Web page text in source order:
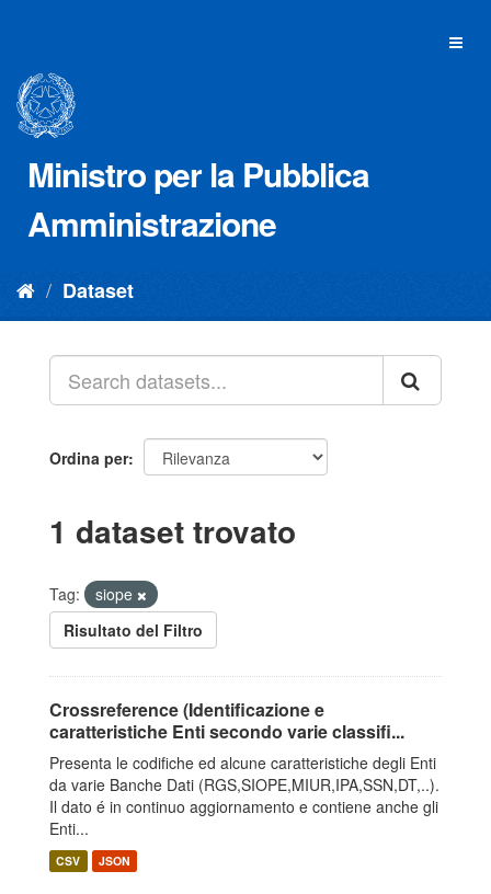
Ministro per la Pubblica
Amministrazione
Dataset
Ordina per
1 dataset trovato
Tag:
siope
Risultato del Filtro
Crossreference (Identificazione e
caratteristiche Enti secondo varie classifi...
Presenta le codifiche ed alcune caratteristiche degli Enti
da varie Banche Dati (RGS,SIOPE,MIUR,IPA,SSN,DT,..).
Il dato é in continuo aggiornamento e contiene anche gli
Enti...
CSV JSON